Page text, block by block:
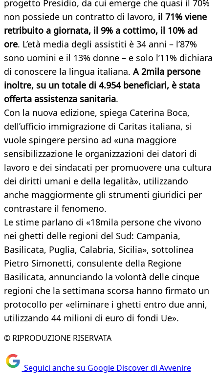
progetto Presidio, da cui emerge che quasi il 70%
non possiede un contratto di lavoro, il 71% viene
retribuito a giornata, il 9% a cottimo, il 10% ad
ore. L’età media degli assistiti è 34 anni – l’87%
sono uomini e il 13% donne – e solo l’11% dichiara
di conoscere la lingua italiana. A 2mila persone
inoltre, su un totale di 4.954 beneficiari, è stata
offerta assistenza sanitaria.
Con la nuova edizione, spiega Caterina Boca,
dell’ufficio immigrazione di Caritas italiana, si
vuole spingere persino ad «una maggiore
sensibilizzazione le organizzazioni dei datori di
lavoro e dei sindacati per promuovere una cultura
dei diritti umani e della legalità», utilizzando
anche maggiormente gli strumenti giuridici per
contrastare il fenomeno.
Le stime parlano di «18mila persone che vivono
nei ghetti delle regioni del Sud: Campania,
Basilicata, Puglia, Calabria, Sicilia», sottolinea
Pietro Simonetti, consulente della Regione
Basilicata, annunciando la volontà delle cinque
regioni che la settimana scorsa hanno firmato un
protocollo per «eliminare i ghetti entro due anni,
utilizzando 44 milioni di euro di fondi Ue».
© RIPRODUZIONE RISERVATA
Seguici anche su Google Discover di Avvenire